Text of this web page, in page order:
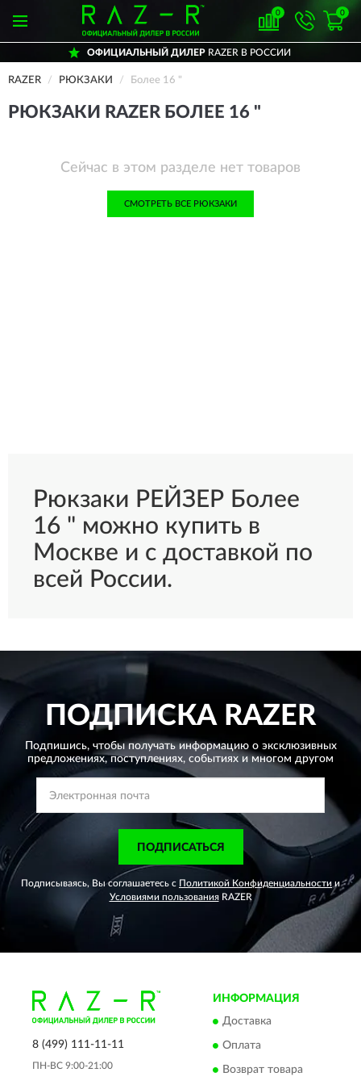
0 0
ОФИЦИАЛЬНЫЙ ДИЛЕР RAZER В РОССИИ
RAZER РЮКЗАКИ Более 16 "
РЮКЗАКИ RAZER БОЛЕЕ 16 "
Сейчас в этом разделе нет товаров
СМОТРЕТЬ ВСЕ РЮКЗАКИ
Рюкзаки РЕЙЗЕР Более
16 " можно купить в
Москве и с доставкой по
всей России.
ПОДПИСКА RAZER
Подпишись, чтобы получать информацию о эксклюзивных
предложениях,поступлениях, событиях и многом другом
ПОДПИСАТЬСЯ
Подписываясь, Вы соглашаетесь с Политикой Конфиденциальности и
Условиями пользованияRAZER
8 (499) 111-11-11
ПН-ВС 9:00-21:00
ИНФОРМАЦИЯ
Доставка
Оплата
Возврат товара